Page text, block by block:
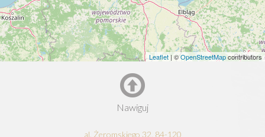
Leaflet | ©OpenStreetMapcontributors
Nawiguj
al. Żeromskiego 32, 84-120